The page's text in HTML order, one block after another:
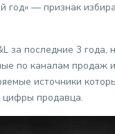
год» — признак
за последние 3 года,
по каналам продаж
источники
цифры продавца.